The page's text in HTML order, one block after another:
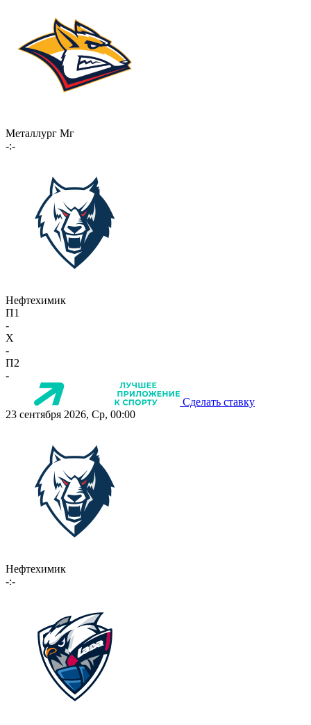
Металлург Мг
-:-
Нефтехимик
П1
-
X
-
П2
-
Сделать ставку
23 сентября 2026, Ср, 00:00
Нефтехимик
-:-